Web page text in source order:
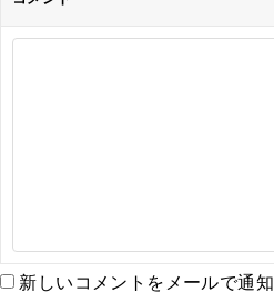
新しいコメントをメールで通知